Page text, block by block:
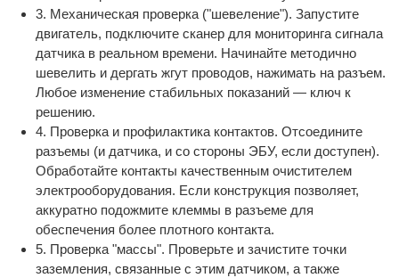
3. Механическая проверка ("шевеление"). Запустите
двигатель, подключите сканер для мониторинга сигнала
датчика в реальном времени. Начинайте методично
шевелить и дергать жгут проводов, нажимать на разъем.
Любое изменение стабильных показаний — ключ к
решению.
4. Проверка и профилактика контактов. Отсоедините
разъемы (и датчика, и со стороны ЭБУ, если доступен).
Обработайте контакты качественным очистителем
электрооборудования. Если конструкция позволяет,
аккуратно подожмите клеммы в разъеме для
обеспечения более плотного контакта.
5. Проверка "массы". Проверьте и зачистите точки
заземления, связанные с этим датчиком, а также